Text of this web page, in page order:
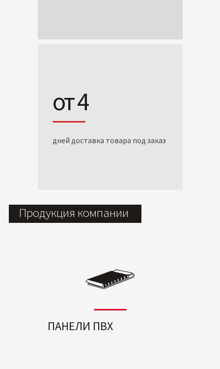
от 4
дней доставка товара под заказ
Продукция компании
ПАНЕЛИ ПВХ